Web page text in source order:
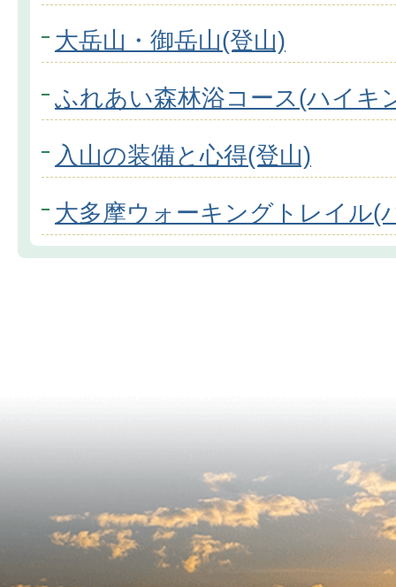
大岳山・御岳山(登山)
ふれあい森林浴コース(ハイキ
入山の装備と心得(登山)
大多摩ウォーキングトレイル(